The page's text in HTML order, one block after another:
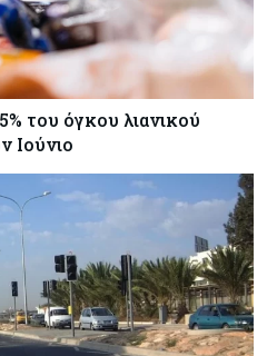
του όγκου λιανικού
Ιούνιο